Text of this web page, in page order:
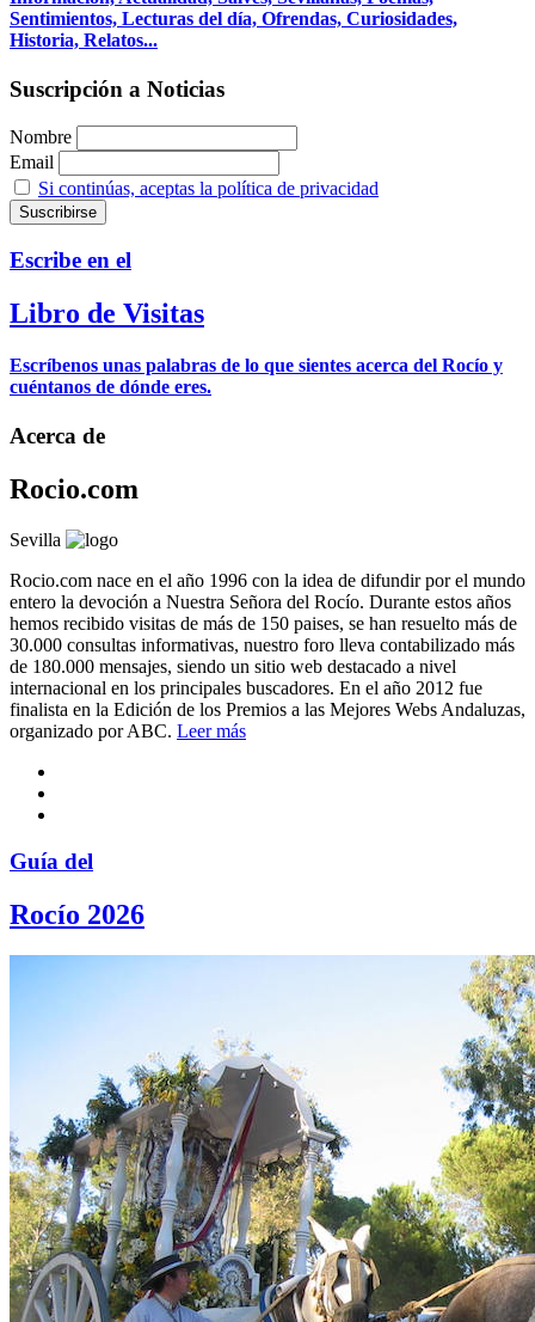
Sentimientos, Lecturas del día, Ofrendas, Curiosidades,
Historia, Relatos...
Suscripción a Noticias
Nombre
Email
Si continúas, aceptas la política de privacidad
Escribe en el
Libro de Visitas
Escríbenos unas palabras de lo que sientes acerca del Rocío y
cuéntanos de dónde eres.
Acerca de
Rocio.com
Sevilla
Rocio.com nace en el año 1996 con la idea de difundir por el mundo
entero la devoción a Nuestra Señora del Rocío. Durante estos años
hemos recibido visitas de más de 150 paises, se han resuelto más de
30.000 consultas informativas, nuestro foro lleva contabilizado más
de 180.000 mensajes, siendo un sitio web destacado a nivel
internacional en los principales buscadores. En el año 2012 fue
finalista en la Edición de los Premios a las Mejores Webs Andaluzas,
organizado por ABC. Leer más
Guía del
Rocío 2026